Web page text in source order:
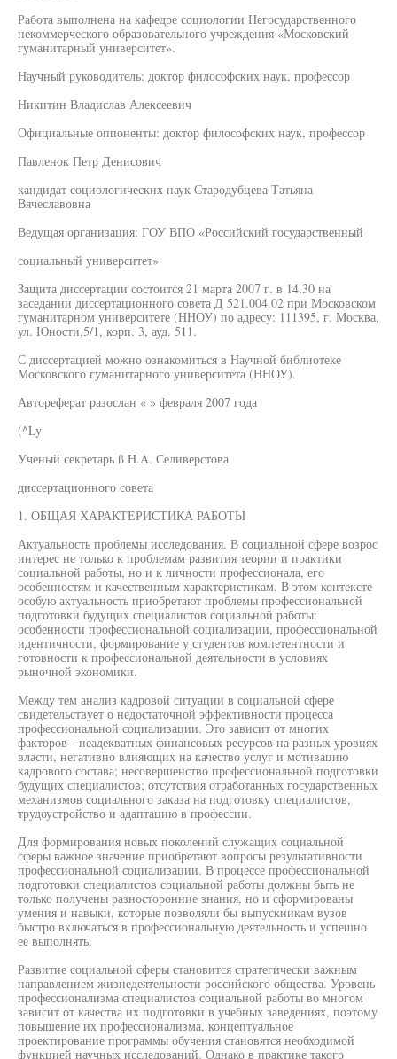
Работа выполнена на кафедре социологии Негосударственного
некоммерческого образовательного учреждения «Московский
гуманитарный университет».
Научный руководитель: доктор философских наук, профессор
Никитин Владислав Алексеевич
Официальные оппоненты: доктор философских наук, профессор
Павленок Петр Денисович
кандидат социологических наук Стародубцева Татьяна
Вячеславовна
Ведущая организация: ГОУ ВПО «Российский государственный
социальный университет»
Защита диссертации состоится 21 марта 2007 г. в 14.30 на
заседании диссертационного совета Д 521.004.02 при Московском
гуманитарном университете (ННОУ) по адресу: 111395, г. Москва,
ул. Юности,5/1, корп. 3, ауд. 511.
С диссертацией можно ознакомиться в Научной библиотеке
Московского гуманитарного университета (ННОУ).
Автореферат разослан « » февраля 2007 года
(^Ly
Ученый секретарь ß H.A. Селиверстова
диссертационного совета
1. ОБЩАЯ ХАРАКТЕРИСТИКА РАБОТЫ
Актуальность проблемы исследования. В социальной сфере возрос
интерес не только к проблемам развития теории и практики
социальной работы, но и к личности профессионала, его
особенностям и качественным характеристикам. В этом контексте
особую актуальность приобретают проблемы профессиональной
подготовки будущих специалистов социальной работы:
особенности профессиональной социализации, профессиональной
идентичности, формирование у студентов компетентности и
готовности к профессиональной деятельности в условиях
рыночной экономики.
Между тем анализ кадровой ситуации в социальной сфере
свидетельствует о недостаточной эффективности процесса
профессиональной социализации. Это зависит от многих
факторов - неадекватных финансовых ресурсов на разных уровнях
власти, негативно влияющих на качество услуг и мотивацию
кадрового состава; несовершенство профессиональной подготовки
будущих специалистов; отсутствия отработанных государственных
механизмов социального заказа на подготовку специалистов,
трудоустройство и адаптацию в профессии.
Для формирования новых поколений служащих социальной
сферы важное значение приобретают вопросы результативности
профессиональной социализации. В процессе профессиональной
подготовки специалистов социальной работы должны быть не
только получены разносторонние знания, но и сформированы
умения и навыки, которые позволяли бы выпускникам вузов
быстро включаться в профессиональную деятельность и успешно
ее выполнять.
Развитие социальной сферы становится стратегически важным
направлением жизнедеятельности российского общества. Уровень
профессионализма специалистов социальной работы во многом
зависит от качества их подготовки в учебных заведениях, поэтому
повышение их профессионализма, концептуальное
проектирование программы обучения становятся необходимой
функцией научных исследований. Однако в практике такого